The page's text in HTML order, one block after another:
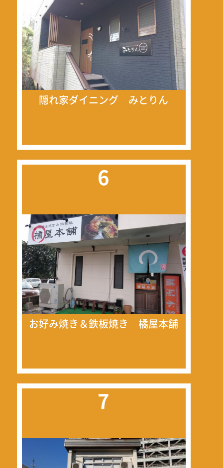
隠れ家ダイニング みとりん
6
お好み焼き＆鉄板焼き 橘屋本舗
7